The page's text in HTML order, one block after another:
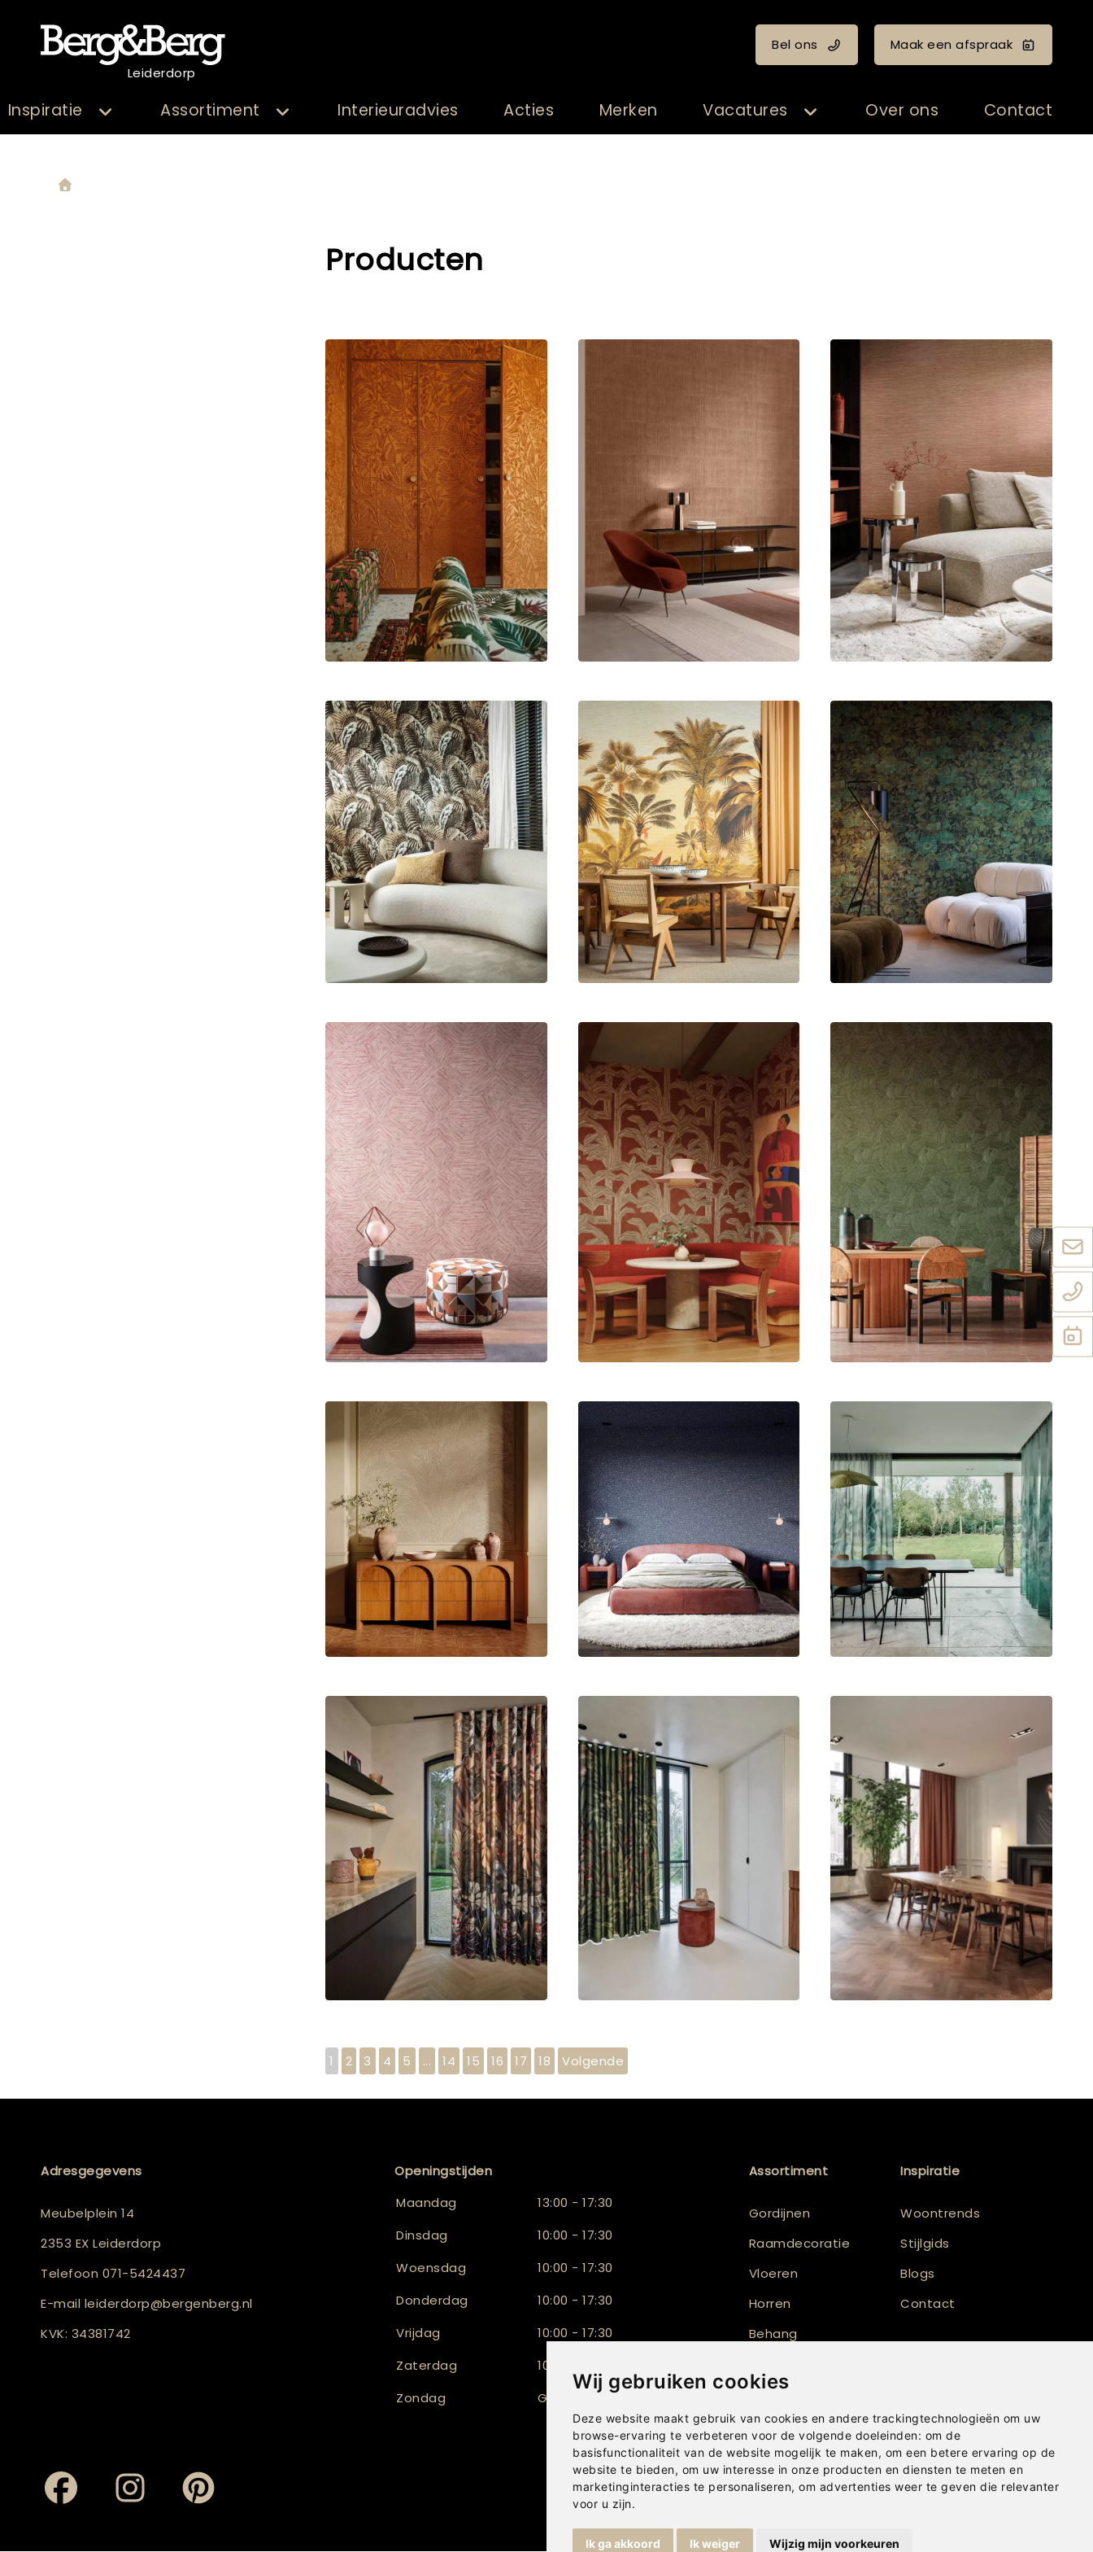
Wij gebruiken cookies
Deze website maakt gebruik van cookies en andere trackingtechnologieën om uw
browse-ervaring te verbeteren voor de volgende doeleinden: om de
basisfunctionaliteit van de website mogelijk te maken, om een betere ervaring op de
website te bieden, om uw interesse in onze producten en diensten te meten en
marketinginteracties te personaliseren, om advertenties weer te geven die relevanter
voor u zijn.
Ik ga akkoord Ik weiger Wijzig mijn voorkeuren
Leiderdorp
Bel ons Maak een afspraak
Inspiratie Assortiment Interieuradvies Acties Merken Vacatures Over ons Contact
Producten
1 2 3 4 5 ... 14 15 16 17 18 Volgende
Adresgegevens
Meubelplein 14
2353 EX Leiderdorp
Telefoon 071-5424437
E-mail leiderdorp@bergenberg.nl
KVK: 34381742
Openingstijden
Maandag
13:00 - 17:30
Dinsdag
10:00 - 17:30
Woensdag
10:00 - 17:30
Donderdag
10:00 - 17:30
Vrijdag
10:00 - 17:30
Zaterdag
10:00 - 17:00
Zondag
Gesloten
Assortiment
Gordijnen
Raamdecoratie
Vloeren
Horren
Behang
Shutters
Inspiratie
Woontrends
Stijlgids
Blogs
Contact